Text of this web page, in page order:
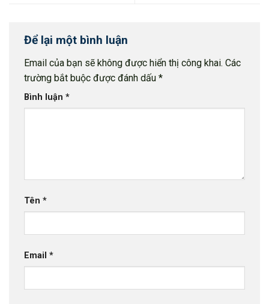
Để lại một bình luận
Email của bạn sẽ không được hiển thị công khai. Các
trường bắt buộc được đánh dấu *
Bình luận *
Tên *
Email *